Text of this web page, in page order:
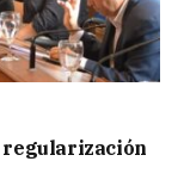
regularización